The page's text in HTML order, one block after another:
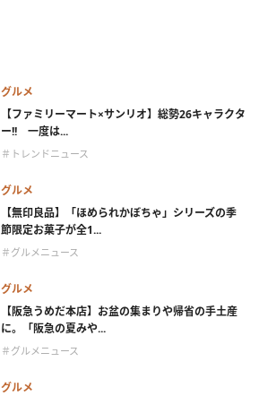
グルメ
【ファミリーマート×サンリオ】総勢26キャラクタ
ー!! 一度は...
＃トレンドニュース
グルメ
【無印良品】「ほめられかぼちゃ」シリーズの季
節限定お菓子が全1...
＃グルメニュース
グルメ
【阪急うめだ本店】お盆の集まりや帰省の手土産
に。「阪急の夏みや...
＃グルメニュース
グルメ